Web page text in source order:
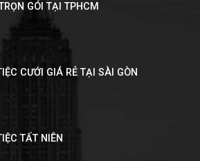
GÓI TẠI TPHCM
CƯỚI GIÁ RẺ TẠI SÀI GÒN
TẤT NIÊN